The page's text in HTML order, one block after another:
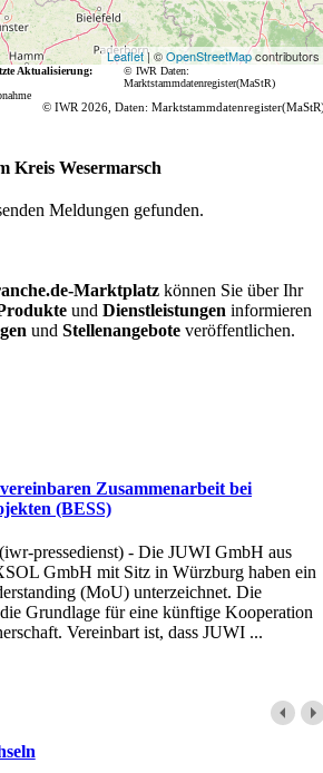
Leaflet| ©OpenStreetMapcontributors
Aktualisierung:
© IWRDaten:
Marktstammdatenregister(MaStR)
© IWR 2026, Daten:
Kreis Wesermarsch
Meldungen gefunden.
Marktplatz können Sie über Ihr
undDienstleistungen informieren
undStellenangebote veröffentlichen.
Zusammenarbeit bei
(BESS)
pressedienst) - Die JUWI GmbH aus
GmbH mit Sitz in Würzburg haben ein
(MoU) unterzeichnet. Die
Grundlage für eine künftige Kooperation
Vereinbart ist, dass JUWI ...